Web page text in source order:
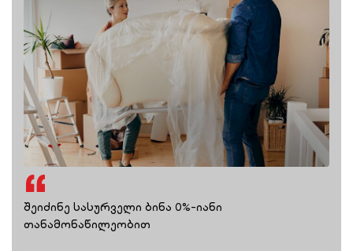
შეიძინე სასურველი ბინა 0%-იანი
თანამონაწილეობით